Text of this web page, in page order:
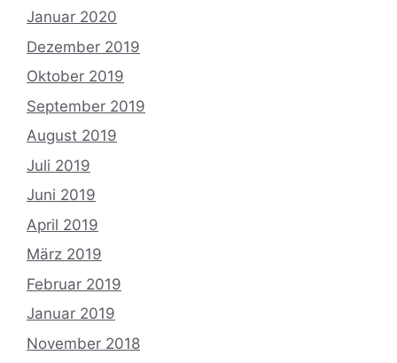
Januar 2020
Dezember 2019
Oktober 2019
September 2019
August 2019
Juli 2019
Juni 2019
April 2019
März 2019
Februar 2019
Januar 2019
November 2018